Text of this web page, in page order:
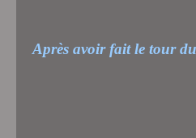
Après avoir fait le tour